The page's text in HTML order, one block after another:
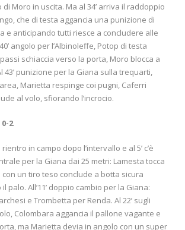
Moro in uscita. Ma al 34’ arriva il raddoppio
che di testa aggancia una punizione di
e anticipando tutti riesce a concludere alle
angolo per l’Albinoleffe, Potop di testa
schiaccia verso la porta, Moro blocca a
43’ punizione per la Giana sulla trequarti,
Marietta respinge coi pugni, Caferri
al volo, sfiorando l’incrocio.
2
in campo dopo l’intervallo e al 5’ c’è
per la Giana dai 25 metri: Lamesta tocca
con un tiro teso conclude a botta sicura
palo. All’11’ doppio cambio per la Giana:
e Trombetta per Renda. Al 22’ sugli
Colombara aggancia il pallone vagante e
ma Marietta devia in angolo con un super